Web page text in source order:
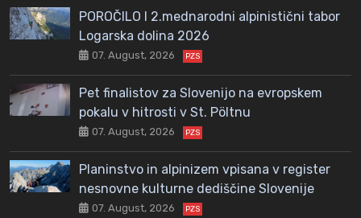
POROČILO I 2.mednarodni alpinistični tabor
Logarska dolina 2026
07. August, 2026 PZS
Pet finalistov za Slovenijo na evropskem
pokalu v hitrosti v St. Pöltnu
07. August, 2026 PZS
Planinstvo in alpinizem vpisana v register
nesnovne kulturne dediščine Slovenije
07. August, 2026 PZS